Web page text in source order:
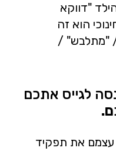
"דווקא
הוא זה
"מתלבש" /
לגייס אתכם
ם.
עצמם את תפקיד